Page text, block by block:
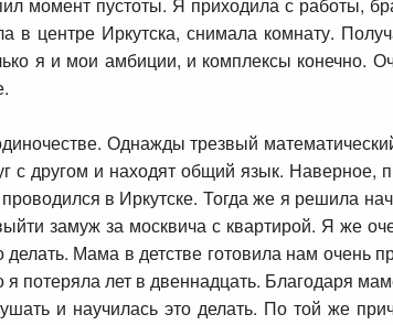
в центре Иркутска, снимала комнату.
я и мои амбиции, и комплексы конечно.
Однажды трезвый
с другом и находят общий язык. Наверное,
в Иркутске. Тогда же я решила
замуж за москвича с квартирой. Я же
Мама в детстве готовила нам очень
потеряла лет в двеннадцать. Благодаря
и научилась это делать. По той же